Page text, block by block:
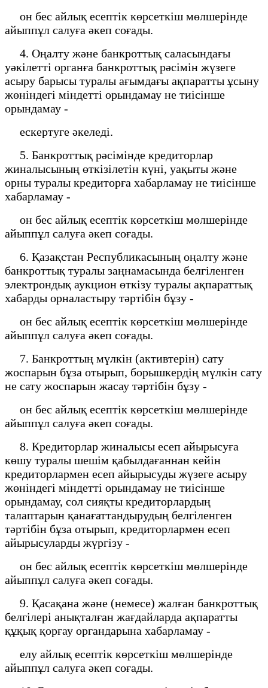
он бес айлық есептік көрсеткіш мөлшерінде
айыппұл салуға әкеп соғады.
4. Оңалту және банкроттық саласындағы
уәкілетті органға банкроттық рәсімін жүзеге
асыру барысы туралы ағымдағы ақпаратты ұсыну
жөніндегі міндетті орындамау не тиісінше
орындамау -
ескертуге әкеледі.
5. Банкроттық рәсімінде кредиторлар
жиналысының өткізілетін күні, уақыты және
орны туралы кредиторға хабарламау не тиісінше
хабарламау -
он бес айлық есептік көрсеткіш мөлшерінде
айыппұл салуға әкеп соғады.
6. Қазақстан Республикасының оңалту және
банкроттық туралы заңнамасында белгіленген
электрондық аукцион өткізу туралы ақпараттық
хабарды орналастыру тәртібін бұзу -
он бес айлық есептік көрсеткіш мөлшерінде
айыппұл салуға әкеп соғады.
7. Банкроттың мүлкін (активтерін) сату
жоспарын бұза отырып, борышкердің мүлкін сату
не сату жоспарын жасау тәртібін бұзу -
он бес айлық есептік көрсеткіш мөлшерінде
айыппұл салуға әкеп соғады.
8. Кредиторлар жиналысы есеп айырысуға
көшу туралы шешім қабылдағаннан кейін
кредиторлармен есеп айырысуды жүзеге асыру
жөніндегі міндетті орындамау не тиісінше
орындамау, сол сияқты кредиторлардың
талаптарын қанағаттандырудың белгіленген
тәртібін бұза отырып, кредиторлармен есеп
айырысуларды жүргізу -
он бес айлық есептік көрсеткіш мөлшерінде
айыппұл салуға әкеп соғады.
9. Қасақана және (немесе) жалған банкроттық
белгілері анықталған жағдайларда ақпаратты
құқық қорғау органдарына хабарламау -
елу айлық есептік көрсеткіш мөлшерінде
айыппұл салуға әкеп соғады.